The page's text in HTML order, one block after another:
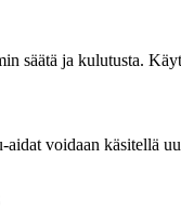
säätä ja kulutusta.
voidaan käsitellä